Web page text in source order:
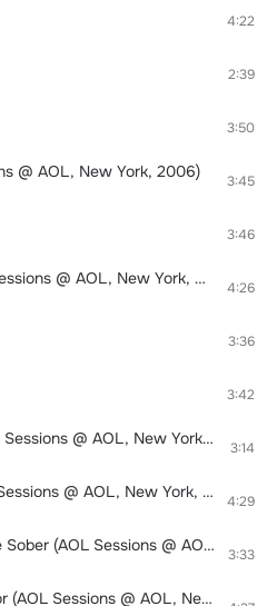
4:22
2:39
3:50
@ AOL, New York, 2006) 3:45
3:46
My Immortal (AOL Sessions @ AOL, New York, 2006) 4:26
3:36
3:42
Understanding (AOL Sessions @ AOL, New York, 2006) 3:14
Good Enough (AOL Sessions @ AOL, New York, 2006) 4:29
Call Me When You're Sober (AOL Sessions @ AOL, New York, 2006) 3:33
All That I'm Living For (AOL Sessions @ AOL, New York, 2006)